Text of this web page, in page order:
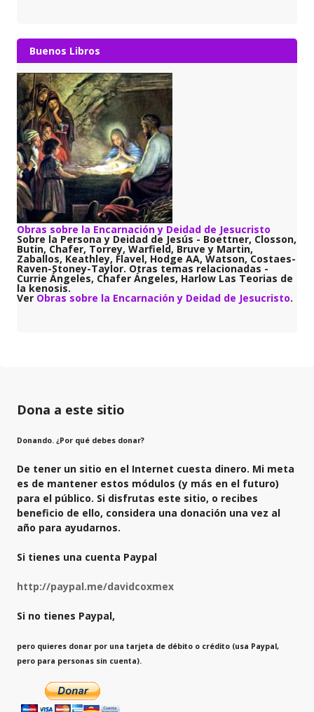
Buenos Libros
Obras sobre la Encarnación y Deidad de Jesucristo
Sobre la Persona y Deidad de Jesús - Boettner, Closson,
Butin, Chafer, Torrey, Warfield, Bruve y Martin,
Zaballos, Keathley, Flavel, Hodge AA, Watson, Costaes-
Raven-Stoney-Taylor. Otras temas relacionadas -
Currie Ángeles, Chafer Ángeles, Harlow Las Teorias de
la kenosis.
Ver Obras sobre la Encarnación y Deidad de Jesucristo.
Dona a este sitio
Donando. ¿Por qué debes donar?
De tener un sitio en el Internet cuesta dinero. Mi meta
es de mantener estos módulos (y más en el futuro)
para el público. Si disfrutas este sitio, o recibes
beneficio de ello, considera una donación una vez al
año para ayudarnos.
Si tienes una cuenta Paypal
http://paypal.me/davidcoxmex
Si no tienes Paypal,
pero quieres donar por una tarjeta de débito o crédito (usa Paypal,
pero para personas sin cuenta).